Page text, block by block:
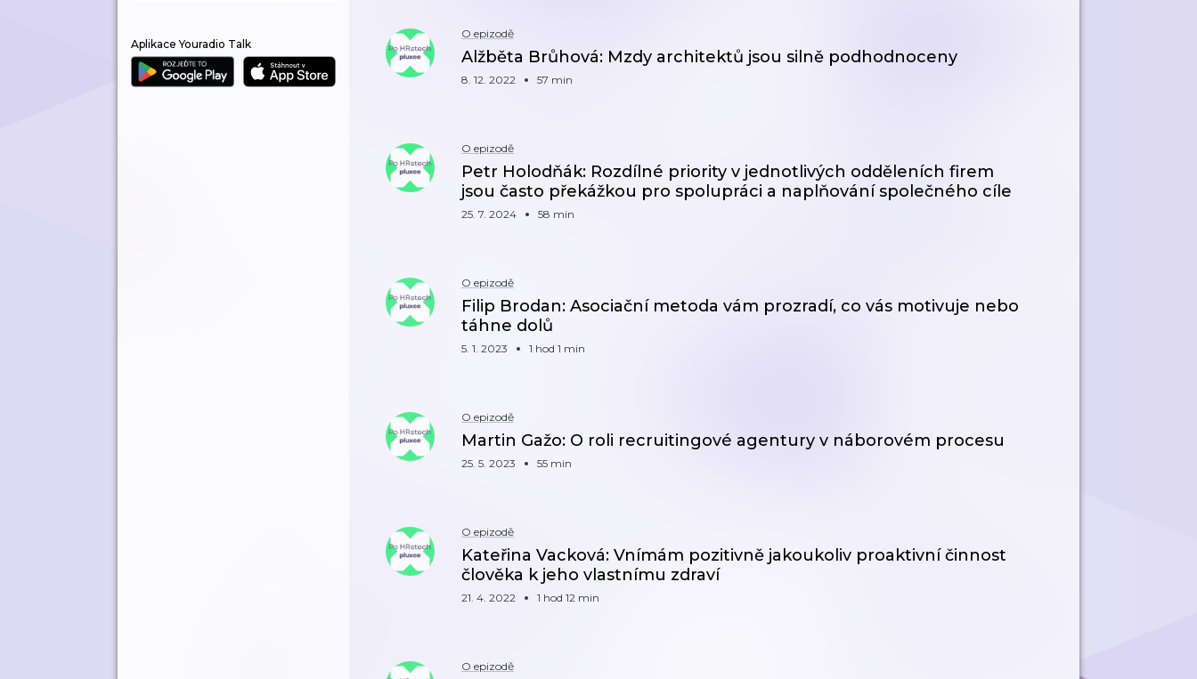
Aplikace Youradio Talk
O epizodě
Alžběta Brůhová: Mzdy architektů jsou silně podhodnoceny
8. 12. 2022 57 min
O epizodě
Petr Holodňák: Rozdílné priority v jednotlivých odděleních firem
jsou často překážkou pro spolupráci a naplňování společného cíle
25. 7. 2024 58 min
O epizodě
Filip Brodan: Asociační metoda vám prozradí, co vás motivuje nebo
táhne dolů
5. 1. 2023 1 hod 1 min
O epizodě
Martin Gažo: O roli recruitingové agentury v náborovém procesu
25. 5. 2023 55 min
O epizodě
Kateřina Vacková: Vnímám pozitivně jakoukoliv proaktivní činnost
člověka k jeho vlastnímu zdraví
21. 4. 2022 1 hod 12 min
O epizodě